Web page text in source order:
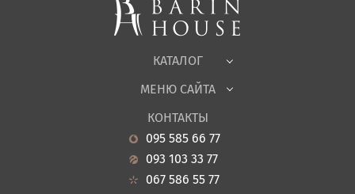
КАТАЛОГ
Корпусная мебель
Офисная мебель
Садовая мебель
Гостиная
Кухня
Прихожие
Ванная
МЕНЮ САЙТА
О нас
Новости
Гарантия
Кредит
КОНТАКТЫ
095 585 66 77
093 103 33 77
067 586 55 77